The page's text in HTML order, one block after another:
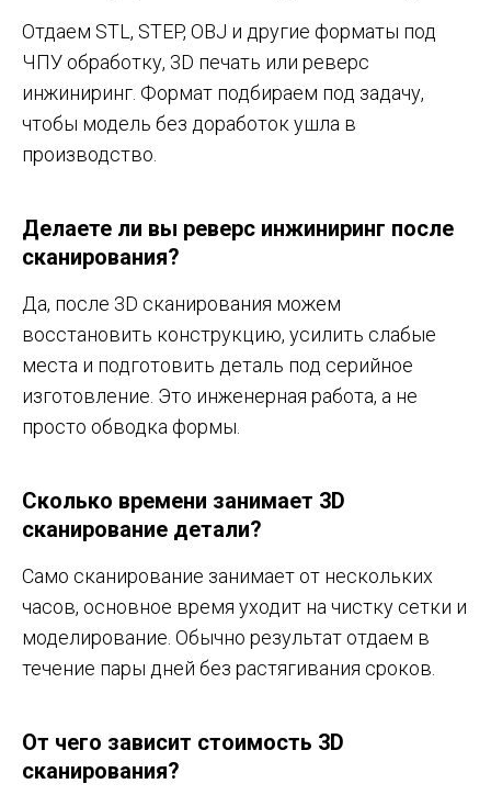
Отдаем STL, STEP, OBJ и другие форматы под
ЧПУ обработку, 3D печать или реверс
инжиниринг. Формат подбираем под задачу,
чтобы модель без доработок ушла в
производство.
Делаете ли вы реверс инжиниринг после
сканирования?
Да, после 3D сканирования можем
восстановить конструкцию, усилить слабые
места и подготовить деталь под серийное
изготовление. Это инженерная работа, а не
просто обводка формы.
Сколько времени занимает 3D
сканирование детали?
Само сканирование занимает от нескольких
часов, основное время уходит на чистку сетки и
моделирование. Обычно результат отдаем в
течение пары дней без растягивания сроков.
От чего зависит стоимость 3D
сканирования?